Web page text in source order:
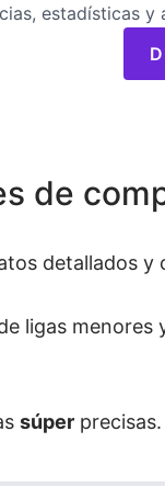
estadísticas y
de
detallados y
ligas menores
súper precisas.